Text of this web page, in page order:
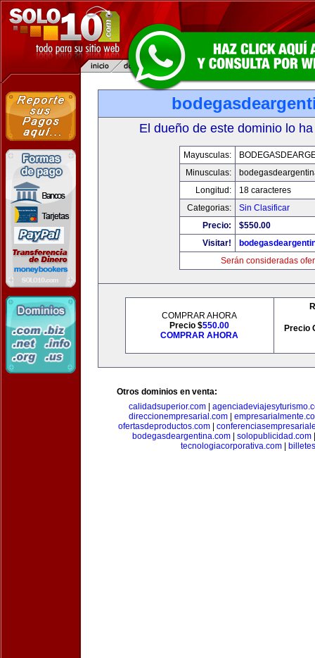
El dueño de este dominio lo
Mayusculas:
Minusculas:
Longitud:
18 caracteres
Categorias:
Sin Clasificar
Precio:
$550.00
Visitar!
Serán consideradas
COMPRAR AHORA
Precio $550.00
COMPRAR AHORA
Precio
Otros dominios en venta:
calidadsuperior.com|
direccionempresarial.com
ofertasdeproductos.com|
bodegasdeargentina.com| solopublicidad.com
tecnologiacorporativa.com